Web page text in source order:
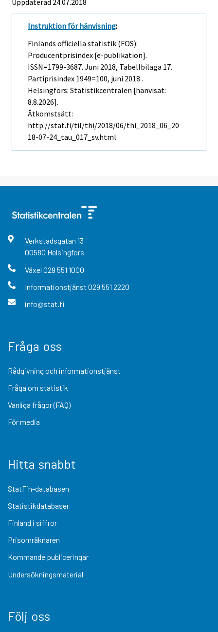
Instruktion för hänvisning:
Finlands officiella statistik (FOS):
Producentprisindex [e-publikation].
ISSN=1799-3687. Juni 2018, Tabellbilaga 17.
Partiprisindex 1949=100, juni 2018 .
Helsingfors: Statistikcentralen [hänvisat:
8.8.2026].
Åtkomstsätt:
http://stat.fi/til/thi/2018/06/thi_2018_06_20
18-07-24_tau_017_sv.html
Verkstadsgatan 13
00580 Helsingfors
Växel 029 551 1000
Informationstjänst 029 551 2220
info@stat.fi
Fråga oss
Rådgivning och informationstjänst
Fråga om statistik
Vanliga frågor (FAQ)
För media
Hitta snabbt
StatFin-databasen
Statistikdatabaser
Finland i siffror
Prisomräknaren
Kommande publiceringar
Undersökningsmaterial
Följ oss